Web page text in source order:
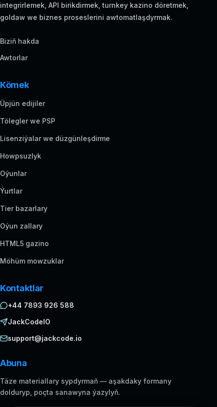
integrirlemek, API birikdirmek, turnkey kazino döretmek,
goldaw we biznes proseslerini awtomatlaşdyrmak.
Biziň hakda
Awtorlar
Kömek
Üpjün edijiler
Tölegler we PSP
Lisenziýalar we düzgünleşdirme
Howpsuzlyk
Oýunlar
Ýurtlar
Tier bazarlary
Oýun zallary
HTML5 gazino
Möhüm mowzuklar
Kontaktlar
+44 7893 926 588
JackCodeIO
support@jackcode.io
Abuna
Täze materiallary sypdyrmaň — aşakdaky formany
dolduryp, poçta sanawyna ýazylyň.